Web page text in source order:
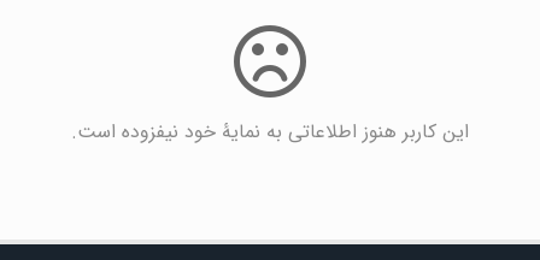
این کاربر هنوز اطلاعاتی به نمایۀ خود نیفزوده است.